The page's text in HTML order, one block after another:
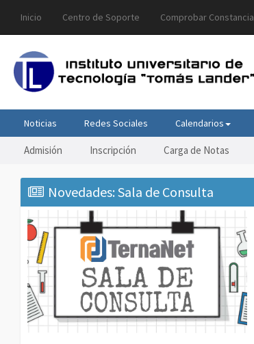
Inicio Centro de Soporte Comprobar Constancia
Noticias Redes Sociales Calendarios
Admisión Inscripción Carga de Notas
Novedades: Sala de Consulta